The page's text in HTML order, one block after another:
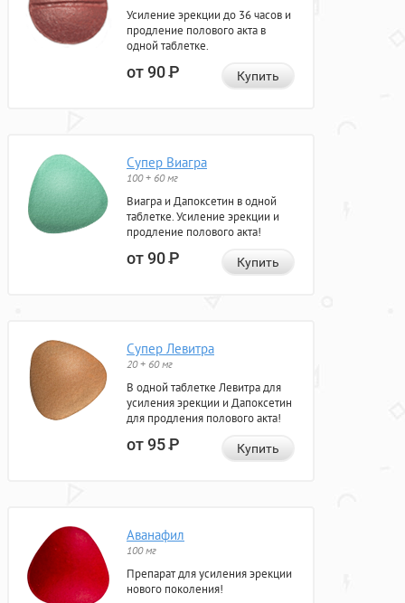
Усиление эрекции до 36 часов и
продление полового акта в
одной таблетке.
от 90Р Купить
Супер Виагра
100 + 60 мг
Виагра и Дапоксетин в одной
таблетке. Усиление эрекции и
продление полового акта!
от 90Р Купить
Супер Левитра
20 + 60 мг
В одной таблетке Левитра для
усиления эрекции и Дапоксетин
для продления полового акта!
от 95Р Купить
Аванафил
100 мг
Препарат для усиления эрекции
нового поколения!